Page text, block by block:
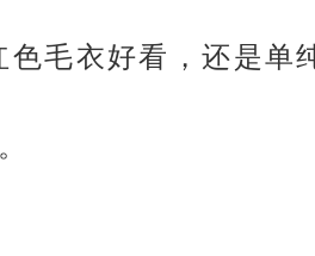
色毛衣好看，还是单